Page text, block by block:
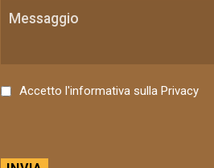
C
e
Accetto l'informativa sulla Privacy